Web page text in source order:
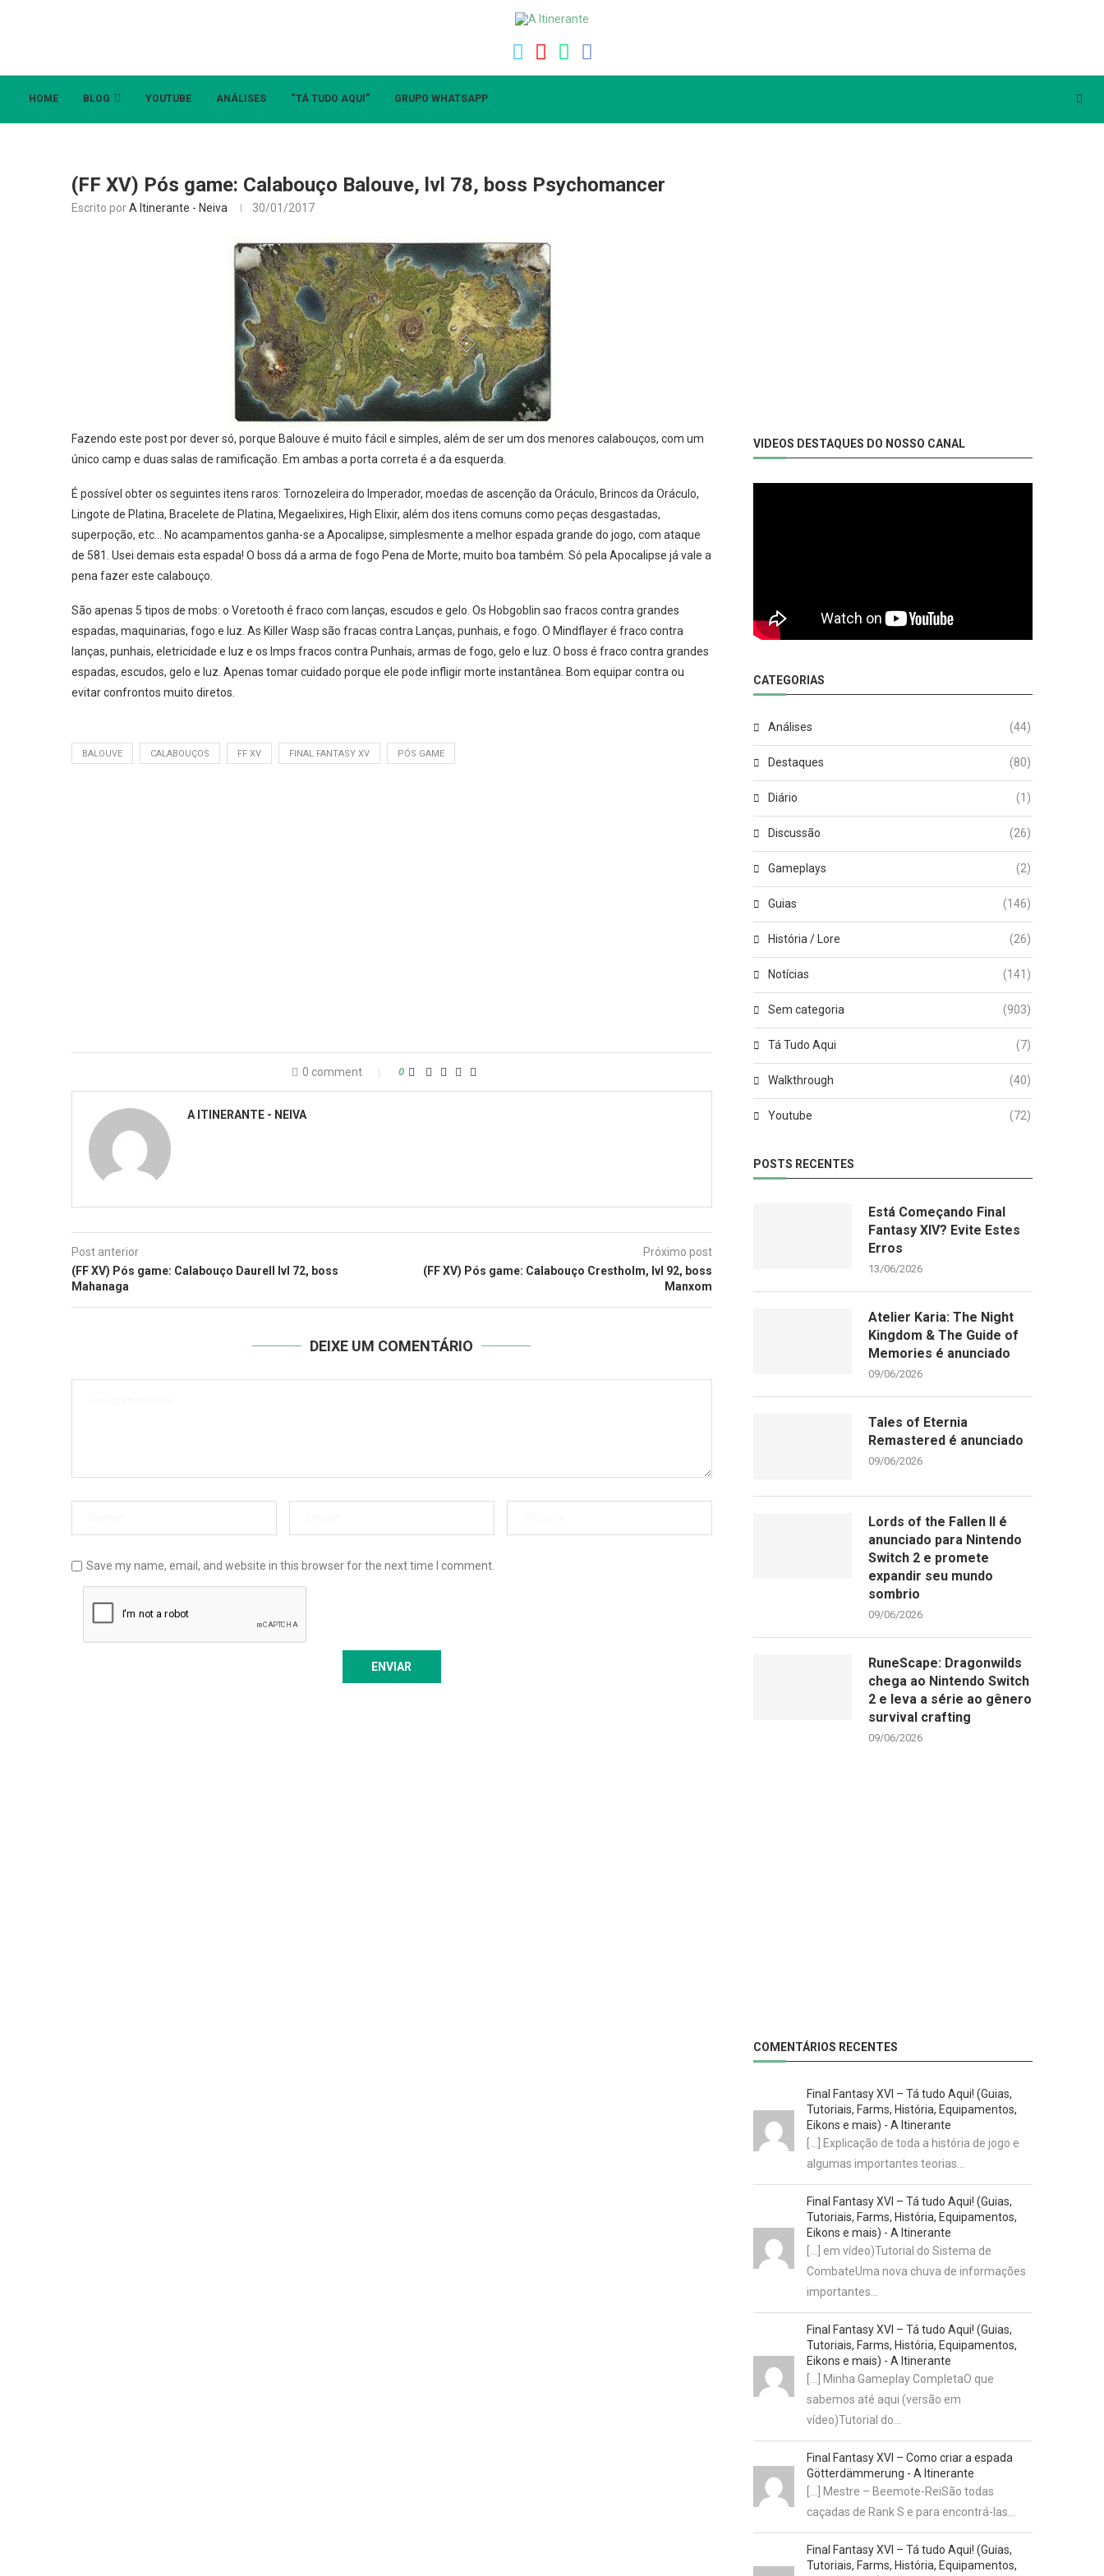
HOME BLOG YOUTUBE ANÁLISES “TÁ TUDO AQUI” GRUPO WHATSAPP
(FF XV) Pós game: Calabouço Balouve, lvl 78, boss Psychomancer
Escrito porA Itinerante - Neiva 30/01/2017
Fazendo este post por dever só, porque Balouve é muito fácil e simples, além de ser um dos menores calabouços, com um
único camp e duas salas de ramificação. Em ambas a porta correta é a da esquerda.
É possível obter os seguintes itens raros: Tornozeleira do Imperador, moedas de ascenção da Oráculo, Brincos da Oráculo,
Lingote de Platina, Bracelete de Platina, Megaelixires, High Elixir, além dos itens comuns como peças desgastadas,
superpoção, etc… No acampamentos ganha-se a Apocalipse, simplesmente a melhor espada grande do jogo, com ataque
de 581. Usei demais esta espada! O boss dá a arma de fogo Pena de Morte, muito boa também. Só pela Apocalipse já vale a
pena fazer este calabouço.
São apenas 5 tipos de mobs: o Voretooth é fraco com lanças, escudos e gelo. Os Hobgoblin sao fracos contra grandes
espadas, maquinarias, fogo e luz. As Killer Wasp são fracas contra Lanças, punhais, e fogo. O Mindflayer é fraco contra
lanças, punhais, eletricidade e luz e os Imps fracos contra Punhais, armas de fogo, gelo e luz. O boss é fraco contra grandes
espadas, escudos, gelo e luz. Apenas tomar cuidado porque ele pode infligir morte instantânea. Bom equipar contra ou
evitar confrontos muito diretos.
BALOUVE CALABOUÇOS FF XV FINAL FANTASY XV PÓS GAME
0 comment 0
A ITINERANTE - NEIVA
Post anterior
(FF XV) Pós game: Calabouço Daurell lvl 72, boss
Mahanaga
Próximo post
(FF XV) Pós game: Calabouço Crestholm, lvl 92, boss
Manxom
DEIXE UM COMENTÁRIO
Save my name, email, and website in this browser for the next time I comment.
VIDEOS DESTAQUES DO NOSSO CANAL
CATEGORIAS
Análises (44)
Destaques (80)
Diário (1)
Discussão (26)
Gameplays (2)
Guias (146)
História / Lore (26)
Notícias (141)
Sem categoria (903)
Tá Tudo Aqui (7)
Walkthrough (40)
Youtube (72)
POSTS RECENTES
Está Começando Final
Fantasy XIV? Evite Estes
Erros
13/06/2026
Atelier Karia: The Night
Kingdom & The Guide of
Memories é anunciado
09/06/2026
Tales of Eternia
Remastered é anunciado
09/06/2026
Lords of the Fallen II é
anunciado para Nintendo
Switch 2 e promete
expandir seu mundo
sombrio
09/06/2026
RuneScape: Dragonwilds
chega ao Nintendo Switch
2 e leva a série ao gênero
survival crafting
09/06/2026
COMENTÁRIOS RECENTES
Final Fantasy XVI – Tá tudo Aqui! (Guias,
Tutoriais, Farms, História, Equipamentos,
Eikons e mais) - A Itinerante
[…] Explicação de toda a história de jogo e
algumas importantes teorias…
Final Fantasy XVI – Tá tudo Aqui! (Guias,
Tutoriais, Farms, História, Equipamentos,
Eikons e mais) - A Itinerante
[…] em vídeo)Tutorial do Sistema de
CombateUma nova chuva de informações
importantes…
Final Fantasy XVI – Tá tudo Aqui! (Guias,
Tutoriais, Farms, História, Equipamentos,
Eikons e mais) - A Itinerante
[…] Minha Gameplay CompletaO que
sabemos até aqui (versão em
vídeo)Tutorial do…
Final Fantasy XVI – Como criar a espada
Götterdämmerung - A Itinerante
[…] Mestre – Beemote-ReiSão todas
caçadas de Rank S e para encontrá-las…
Final Fantasy XVI – Tá tudo Aqui! (Guias,
Tutoriais, Farms, História, Equipamentos,